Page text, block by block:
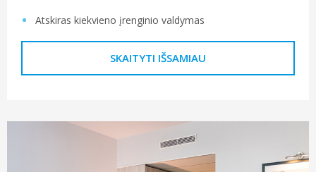
Atskiras kiekvieno įrenginio valdymas
SKAITYTI IŠSAMIAU